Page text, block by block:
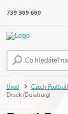
739 369 660
Úvod Czech
Drsek (Duisburg)